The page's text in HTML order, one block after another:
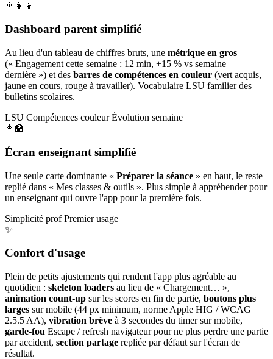
👨‍👩‍👧
Dashboard parent simplifié
Au lieu d'un tableau de chiffres bruts, une métrique en gros
(« Engagement cette semaine : 12 min, +15 % vs semaine
dernière ») et des barres de compétences en couleur (vert acquis,
jaune en cours, rouge à travailler). Vocabulaire LSU familier des
bulletins scolaires.
LSU Compétences couleur Évolution semaine
👩‍🏫
Écran enseignant simplifié
Une seule carte dominante « Préparer la séance » en haut, le reste
replié dans « Mes classes & outils ». Plus simple à appréhender pour
un enseignant qui ouvre l'app pour la première fois.
Simplicité prof Premier usage
✨
Confort d'usage
Plein de petits ajustements qui rendent l'app plus agréable au
quotidien : skeleton loaders au lieu de « Chargement… »,
animation count-up sur les scores en fin de partie, boutons plus
larges sur mobile (44 px minimum, norme Apple HIG / WCAG
2.5.5 AA), vibration brève à 3 secondes du timer sur mobile,
garde-fou Escape / refresh navigateur pour ne plus perdre une partie
par accident, section partage repliée par défaut sur l'écran de
résultat.